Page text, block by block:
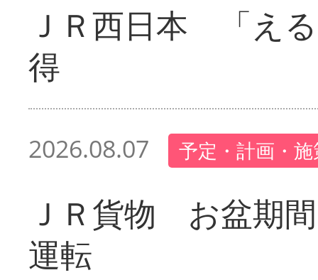
ＪＲ西日本 「え
得
2026.08.07 予定・計画・
ＪＲ貨物 お盆期
運転